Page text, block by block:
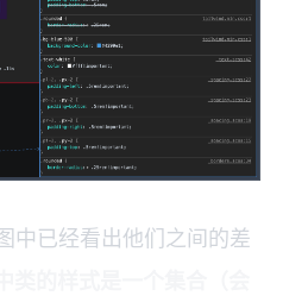
中已经看出他们之间的差